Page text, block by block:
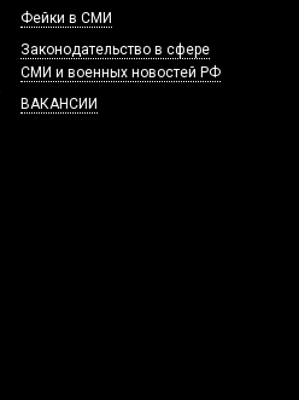
Фейки в СМИ
Законодательство в сфере
СМИ и военных новостей РФ
ВАКАНСИИ